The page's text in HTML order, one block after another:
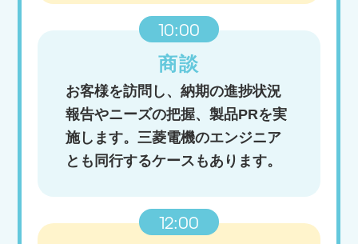
10:00
商談
お客様を訪問し、納期の進捗状況
報告やニーズの把握、製品PRを実
施します。三菱電機のエンジニア
とも同行するケースもあります。
12:00